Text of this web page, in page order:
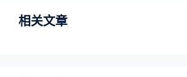
相关文章